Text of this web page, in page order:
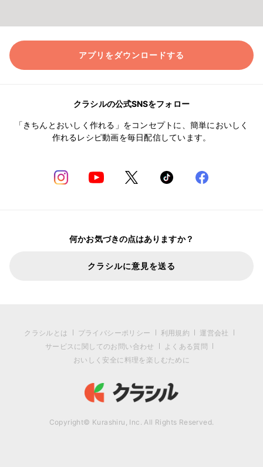
アプリをダウンロードする
クラシルの公式SNSをフォロー
「きちんとおいしく作れる」をコンセプトに、簡単においしく
作れるレシピ動画を毎日配信しています。
何かお気づきの点はありますか？
クラシルに意見を送る
クラシルとは プライバシーポリシー 利用規約
運営会社
サービスに関してのお問い合わせ
よくある質問
おいしく安全に料理を楽しむために
Copyright© Kurashiru, Inc. All Rights Reserved.